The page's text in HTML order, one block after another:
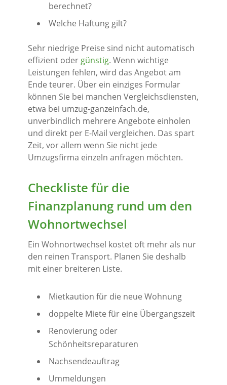
berechnet?
Welche Haftung gilt?
Sehr niedrige Preise sind nicht automatisch
effizient oder günstig. Wenn wichtige
Leistungen fehlen, wird das Angebot am
Ende teurer. Über ein einziges Formular
können Sie bei manchen Vergleichsdiensten,
etwa bei umzug-ganzeinfach.de,
unverbindlich mehrere Angebote einholen
und direkt per E-Mail vergleichen. Das spart
Zeit, vor allem wenn Sie nicht jede
Umzugsfirma einzeln anfragen möchten.
Checkliste für die
Finanzplanung rund um den
Wohnortwechsel
Ein Wohnortwechsel kostet oft mehr als nur
den reinen Transport. Planen Sie deshalb
mit einer breiteren Liste.
Mietkaution für die neue Wohnung
doppelte Miete für eine Übergangszeit
Renovierung oder
Schönheitsreparaturen
Nachsendeauftrag
Ummeldungen